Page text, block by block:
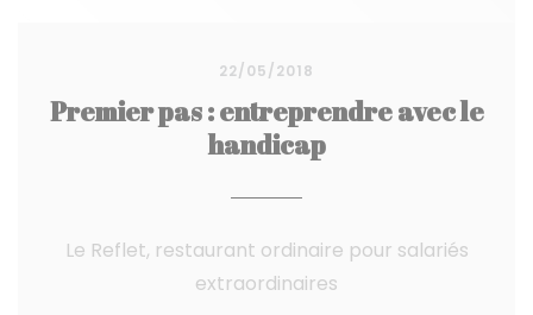
22/05/2018
Premier pas : entreprendre avec le
handicap
Le Reflet, restaurant ordinaire pour salariés
extraordinaires